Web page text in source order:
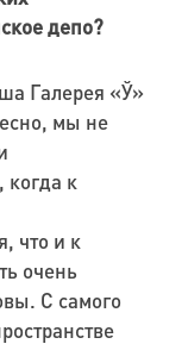
депо?
Галерея «Ў»
мы не
когда к
что и к
очень
С самого